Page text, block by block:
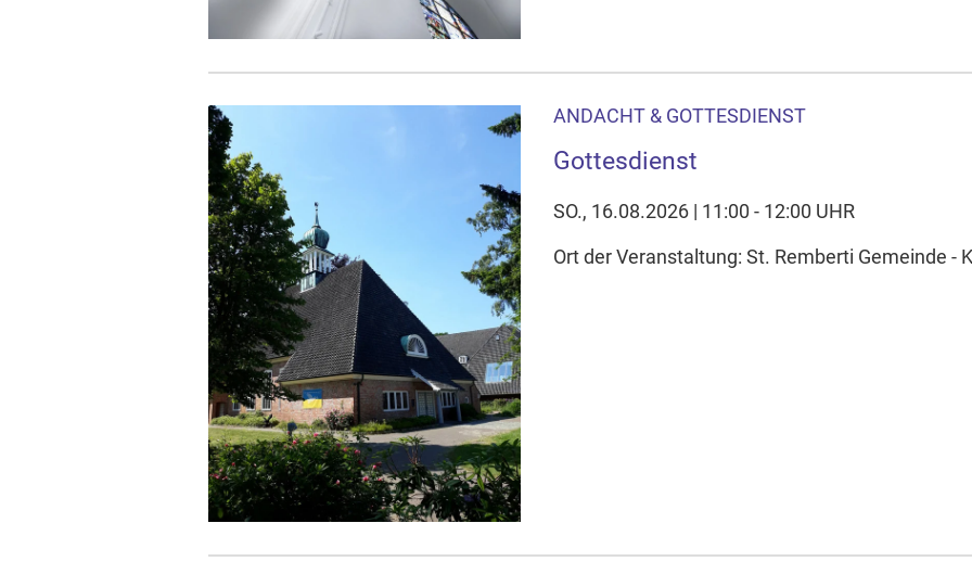
ANDACHT & GOTTESDIENST
Gottesdienst
SO., 16.08.2026 | 11:00 - 12:00 UHR
Ort der Veranstaltung: St. Remberti Gemeinde -